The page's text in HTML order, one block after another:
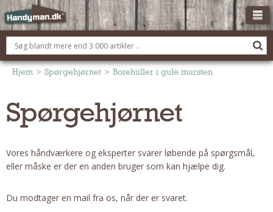
OM HANDYMAN.DK
FÅ 3 TILBUD
BOLIG KØBERÅDGIVNING
Montage Og Nybyg
Reparation Og Vedligehold
Om Materialer
Hjem > Spørgehjørnet > Borehuller i gule mursten
Spørgehjørnet
Vores håndværkere og eksperter svarer løbende på spørgsmål,
eller måske er der en anden bruger som kan hjælpe dig.
Du modtager en mail fra os, når der er svaret.